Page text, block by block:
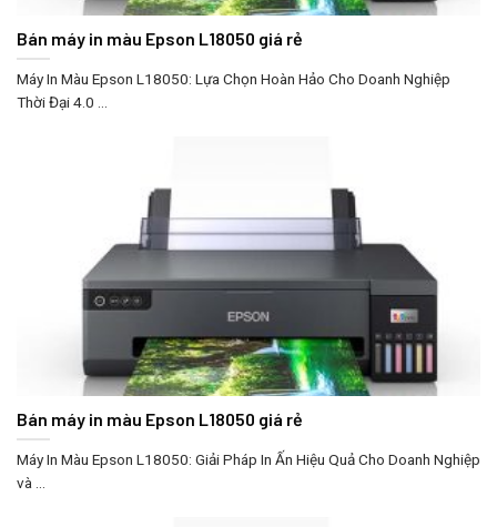
Bán máy in màu Epson L18050 giá rẻ
Máy In Màu Epson L18050: Lựa Chọn Hoàn Hảo Cho Doanh Nghiệp
Thời Đại 4.0 ...
Bán máy in màu Epson L18050 giá rẻ
Máy In Màu Epson L18050: Giải Pháp In Ấn Hiệu Quả Cho Doanh Nghiệp
và ...